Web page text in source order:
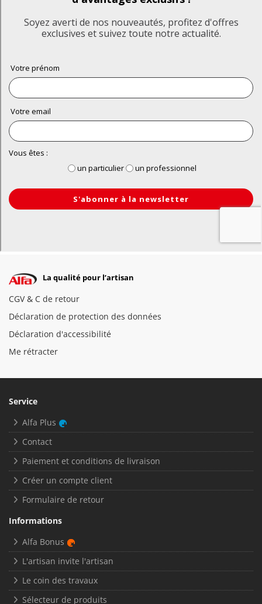
La qualité pour l’artisan
CGV & C de retour
Déclaration de protection des données
Déclaration d'accessibilité
Me rétracter
Service
Alfa Plus
Contact
Paiement et conditions de livraison
Créer un compte client
Formulaire de retour
Informations
Alfa Bonus
L'artisan invite l'artisan
Le coin des travaux
Sélecteur de produits